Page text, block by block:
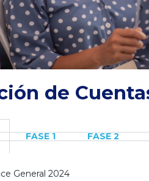
de
FASE 1 FASE 2
General 2024